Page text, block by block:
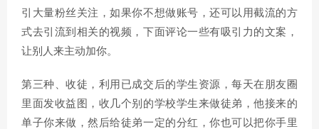
引大量粉丝关注，如果你不想做账号，还可以用截流的方
式去引流到相关的视频，下面评论一些有吸引力的文案，
让别人来主动加你。
第三种、收徒，利用已成交后的学生资源，每天在朋友圈
里面发收益图，收几个别的学校学生来做徒弟，他接来的
单子你来做，然后给徒弟一定的分红，你也可以把你手里